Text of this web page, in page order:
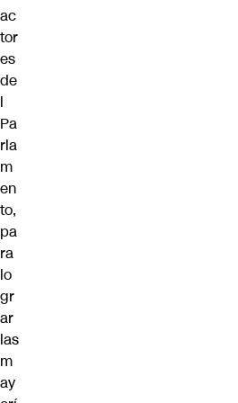
ac
tor
es
de
l
Pa
rla
m
en
to,
pa
ra
lo
gr
ar
las
m
ay